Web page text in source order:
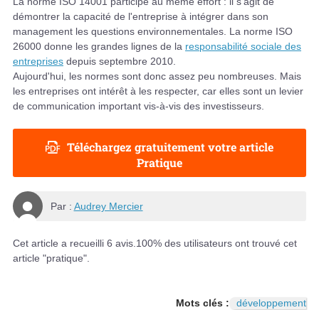
démontrer la capacité de l'entreprise à intégrer dans son
management les questions environnementales. La norme ISO
26000 donne les grandes lignes de la responsabilité sociale des
entreprises depuis septembre 2010.
Aujourd'hui, les normes sont donc assez peu nombreuses. Mais
les entreprises ont intérêt à les respecter, car elles sont un levier
de communication important vis-à-vis des investisseurs.
Téléchargez gratuitement votre article
Pratique
Par : Audrey Mercier
Cet article a recueilli 6 avis. 100% des utilisateurs ont trouvé cet
article "pratique".
Mots clés :
développement